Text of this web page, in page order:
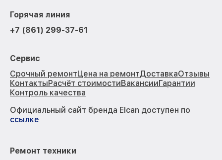
Горячая линия
+7 (861) 299-37-61
Сервис
Срочный ремонтЦена на ремонтДоставкаОтзывы
КонтактыРасчёт стоимостиВакансииГарантии
Контроль качества
Официальный сайт бренда Elcan доступен по
ссылке
Ремонт техники